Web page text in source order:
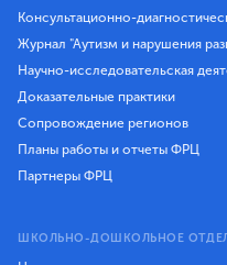
Консультационно-
Журнал "Аутизм и нарушения
Научно-исследовательская
Доказательные практики
Сопровождение регионов
Планы работы и отчеты ФРЦ
Партнеры ФРЦ
ШКОЛЬНО-ДОШКОЛЬНОЕ